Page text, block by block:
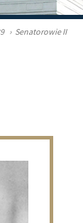
› Senatorowie II